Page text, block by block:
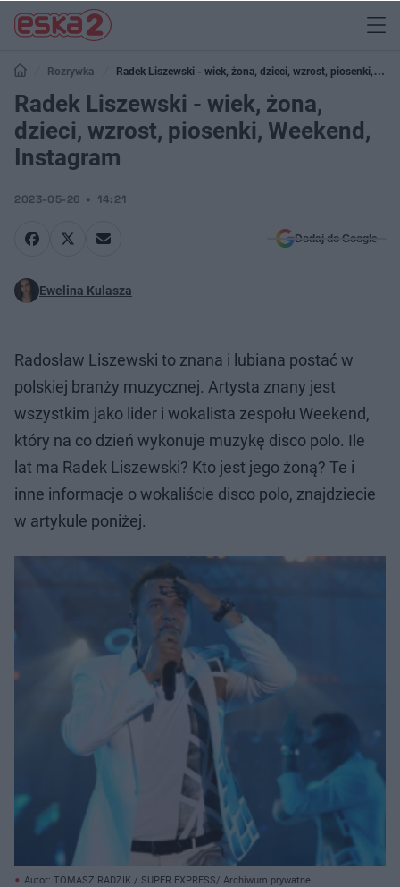
Rozrywka
Radek Liszewski - wiek, żona, dzieci, wzrost, piosenki,
Weekend, Instagram
Radek Liszewski - wiek, żona,
dzieci, wzrost, piosenki, Weekend,
Instagram
2023-05-26 14:21
Dodaj do Google
Ewelina Kulasza
Radosław Liszewski to znana i lubiana postać w
polskiej branży muzycznej. Artysta znany jest
wszystkim jako lider i wokalista zespołu Weekend,
który na co dzień wykonuje muzykę disco polo. Ile
lat ma Radek Liszewski? Kto jest jego żoną? Te i
inne informacje o wokaliście disco polo, znajdziecie
w artykule poniżej.
Autor: TOMASZ RADZIK / SUPER EXPRESS/ Archiwum prywatne